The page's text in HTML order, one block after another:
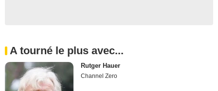
A tourné le plus avec...
Rutger Hauer
Channel Zero